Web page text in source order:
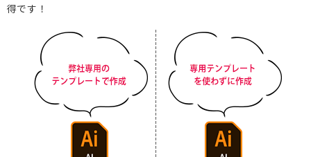
得です！